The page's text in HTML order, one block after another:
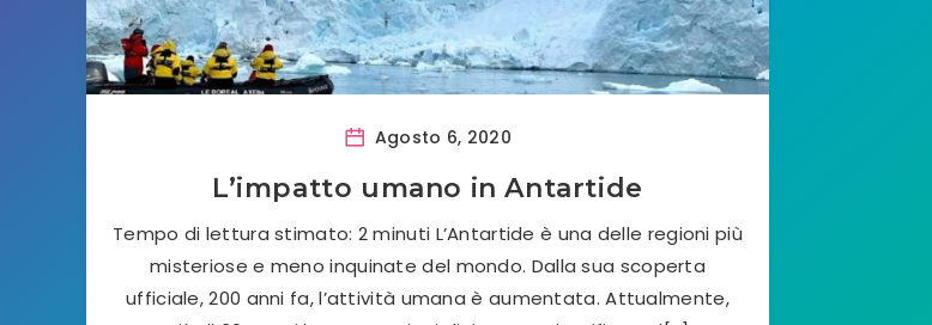
Agosto 6, 2020
L’impatto umano in Antartide
Tempo di lettura stimato: 2 minuti L’Antartide è una delle regioni più
misteriose e meno inquinate del mondo. Dalla sua scoperta
ufficiale, 200 anni fa, l’attività umana è aumentata. Attualmente,